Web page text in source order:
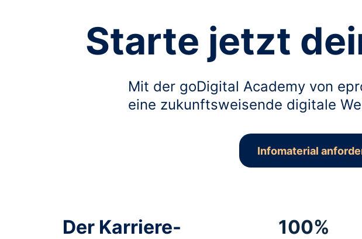
Starte jetzt
Der Karriere-
Mit der goDigital Academy von
eine zukunftsweisende digitale
100%
Infomaterial